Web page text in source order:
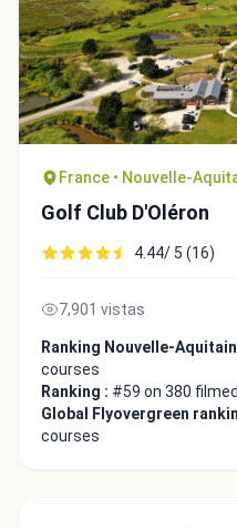
France • Nouvelle-
Golf Club D'Oléron
4.44/ 5 (16)
7,901 vistas
Ranking Nouvelle-
courses
Ranking : #59 on 380
Global Flyovergreen
courses